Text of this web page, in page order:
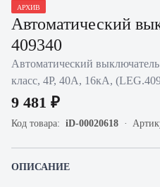
АРХИВ
Автоматический
409340
Автоматический
класс, 4P, 40А, 16кА,
9 481 ₽
Код товара: iD-00020618
ОПИСАНИЕ